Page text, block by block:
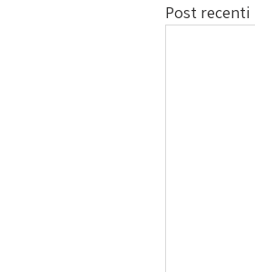
Post recenti